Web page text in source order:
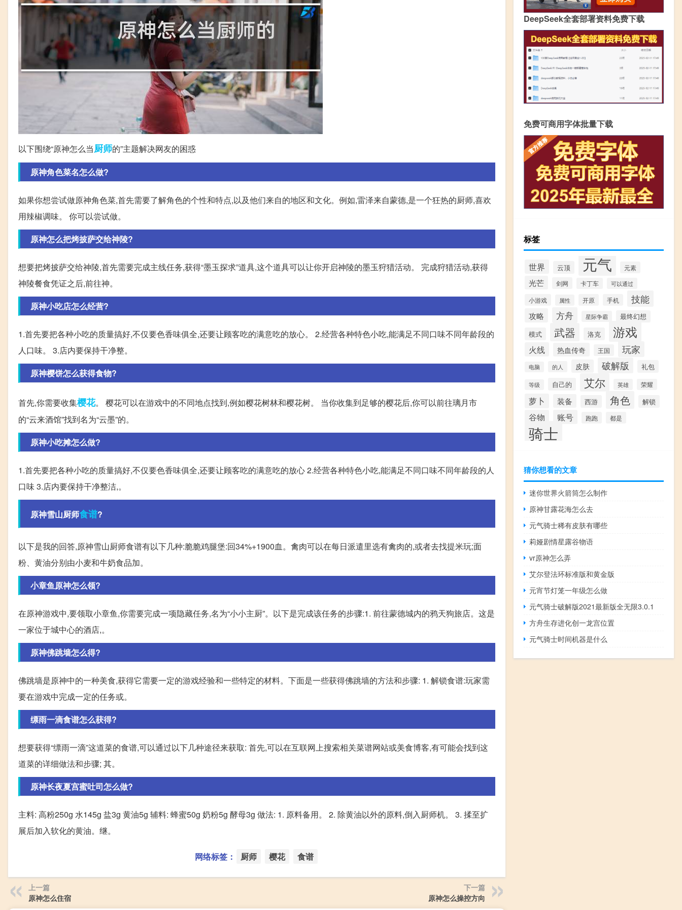
以下围绕“原神怎么当厨师的”主题解决网友的困惑
原神角色菜名怎么做?
如果你想尝试做原神角色菜,首先需要了解角色的个性和特点,以及他们来自的地区和文化。例如,雷泽来自蒙德,是一个狂热的厨师,喜欢
用辣椒调味。 你可以尝试做。
原神怎么把烤披萨交给神陵?
想要把烤披萨交给神陵,首先需要完成主线任务,获得“墨玉探求”道具,这个道具可以让你开启神陵的墨玉狩猎活动。 完成狩猎活动,获得
神陵餐食凭证之后,前往神。
原神小吃店怎么经营?
1.首先要把各种小吃的质量搞好,不仅要色香味俱全,还要让顾客吃的满意吃的放心。 2.经营各种特色小吃,能满足不同口味不同年龄段的
人口味。 3.店内要保持干净整。
原神樱饼怎么获得食物?
首先,你需要收集樱花。 樱花可以在游戏中的不同地点找到,例如樱花树林和樱花树。 当你收集到足够的樱花后,你可以前往璃月市
的“云来酒馆”找到名为“云墨”的。
原神小吃摊怎么做?
1.首先要把各种小吃的质量搞好,不仅要色香味俱全,还要让顾客吃的满意吃的放心 2.经营各种特色小吃,能满足不同口味不同年龄段的人
口味 3.店内要保持干净整洁,。
原神雪山厨师食谱?
以下是我的回答,原神雪山厨师食谱有以下几种:脆脆鸡腿堡:回34%+1900血。禽肉可以在每日派遣里选有禽肉的,或者去找提米玩;面
粉、黄油分别由小麦和牛奶食品加。
小章鱼原神怎么领?
在原神游戏中,要领取小章鱼,你需要完成一项隐藏任务,名为“小小主厨”。以下是完成该任务的步骤:1. 前往蒙德城内的鸦天狗旅店。这是
一家位于城中心的酒店,。
原神佛跳墙怎么得?
佛跳墙是原神中的一种美食,获得它需要一定的游戏经验和一些特定的材料。下面是一些获得佛跳墙的方法和步骤: 1. 解锁食谱:玩家需
要在游戏中完成一定的任务或。
缥雨一滴食谱怎么获得?
想要获得“缥雨一滴”这道菜的食谱,可以通过以下几种途径来获取: 首先,可以在互联网上搜索相关菜谱网站或美食博客,有可能会找到这
道菜的详细做法和步骤; 其。
原神长夜夏宫蜜吐司怎么做?
主料: 高粉250g 水145g 盐3g 黄油5g 辅料: 蜂蜜50g 奶粉5g 酵母3g 做法: 1. 原料备用。 2. 除黄油以外的原料,倒入厨师机。 3. 揉至扩
展后加入软化的黄油。继。
网络标签： 厨师 樱花 食谱
上一篇
原神怎么住宿
下一篇
原神怎么操控方向
DeepSeek全套部署资料免费下载
免费可商用字体批量下载
标签
世界 云顶 元气 元素
光芒 剑网 卡丁车 可以通过
小游戏 属性 开原 手机 技能
攻略 方舟 星际争霸 最终幻想
模式 武器 洛克 游戏
火线 热血传奇 王国 玩家
电脑 的人 皮肤 破解版 礼包
等级 自己的 艾尔 英雄 荣耀
萝卜 装备 西游 角色 解锁
谷物 账号 跑跑 都是
骑士
猜你想看的文章
迷你世界火箭筒怎么制作
原神甘露花海怎么去
元气骑士稀有皮肤有哪些
莉娅剧情星露谷物语
vr原神怎么弄
艾尔登法环标准版和黄金版
元宵节灯笼一年级怎么做
元气骑士破解版2021最新版全无限3.0.1
方舟生存进化创一龙宫位置
元气骑士时间机器是什么